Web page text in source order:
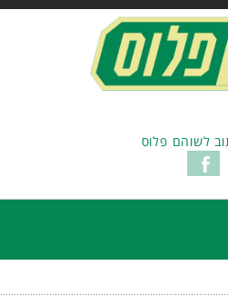
לשוהם פלוס